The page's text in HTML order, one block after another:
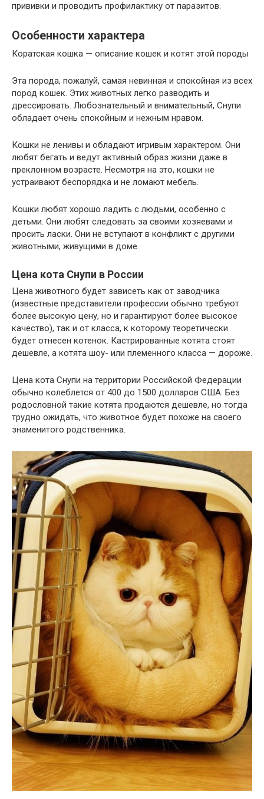
прививки и проводить профилактику от паразитов.
Особенности характера
Коратская кошка — описание кошек и котят этой породы
Эта порода, пожалуй, самая невинная и спокойная из всех
пород кошек. Этих животных легко разводить и
дрессировать. Любознательный и внимательный, Снупи
обладает очень спокойным и нежным нравом.
Кошки не ленивы и обладают игривым характером. Они
любят бегать и ведут активный образ жизни даже в
преклонном возрасте. Несмотря на это, кошки не
устраивают беспорядка и не ломают мебель.
Кошки любят хорошо ладить с людьми, особенно с
детьми. Они любят следовать за своими хозяевами и
просить ласки. Они не вступают в конфликт с другими
животными, живущими в доме.
Цена кота Снупи в России
Цена животного будет зависеть как от заводчика
(известные представители профессии обычно требуют
более высокую цену, но и гарантируют более высокое
качество), так и от класса, к которому теоретически
будет отнесен котенок. Кастрированные котята стоят
дешевле, а котята шоу- или племенного класса — дороже.
Цена кота Снупи на территории Российской Федерации
обычно колеблется от 400 до 1500 долларов США. Без
родословной такие котята продаются дешевле, но тогда
трудно ожидать, что животное будет похоже на своего
знаменитого родственника.